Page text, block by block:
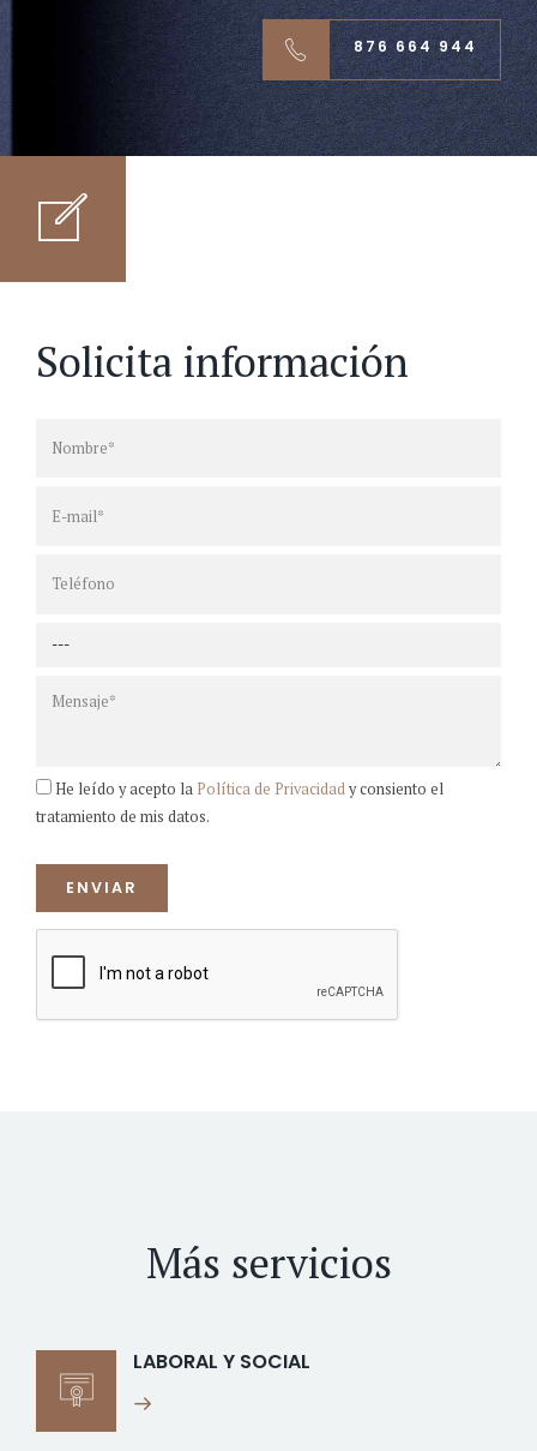
876 664 944
Solicita información
He leído y acepto la Política de Privacidady consiento el
tratamiento de mis datos.
Más servicios
LABORAL Y SOCIAL